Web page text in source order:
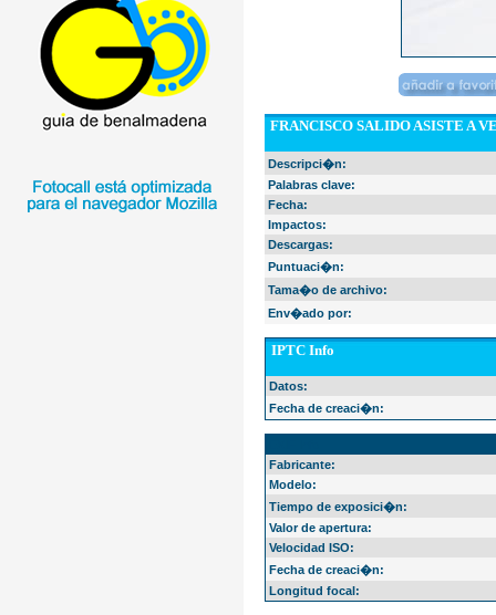
FRANCISCO SALIDO ASISTE A
Descripci�n:
Palabras clave:
Fecha:
Impactos:
Descargas:
Puntuaci�n:
Tama�o de archivo:
Env�ado por:
IPTC Info
Datos:
Fecha de creaci�n:
Fabricante:
Modelo:
Tiempo de exposici�n:
Valor de apertura:
Velocidad ISO:
Fecha de creaci�n:
Longitud focal: